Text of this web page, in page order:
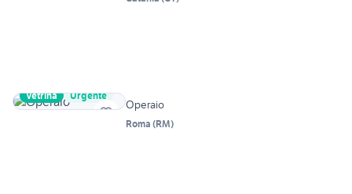
Vetrina Urgente
Operaio
Roma (RM)